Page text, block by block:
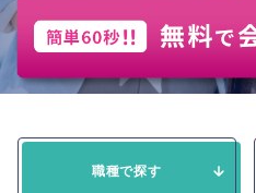
職種で探す